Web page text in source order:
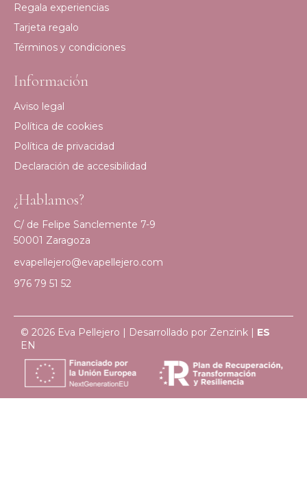
Regala experiencias
Tarjeta regalo
Términos y condiciones
Información
Aviso legal
Política de cookies
Política de privacidad
Declaración de accesibilidad
¿Hablamos?
C/ de Felipe Sanclemente 7-9
50001 Zaragoza
evapellejero@evapellejero.com
976 79 51 52
© 2026 Eva Pellejero | Desarrollado por Zenzink | ES
EN